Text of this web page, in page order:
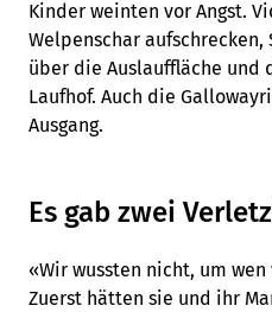
Kinder weinten vor Angst.
Welpenschar
über die Auslauffläche und
Laufhof. Auch die
Ausgang.
Es gab zwei
«Wir wussten nicht, um
Zuerst hätten sie und ihr